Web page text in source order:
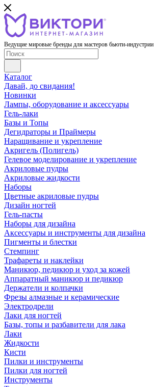
Ведущие мировые бренды для мастеров бьюти-индустрии
Каталог
Давай, до свидания!
Новинки
Лампы, оборудование и аксессуары
Гель-лаки
Базы и Топы
Дегидраторы и Праймеры
Наращивание и укрепление
Акригель (Полигель)
Гелевое моделирование и укрепление
Акриловые пудры
Акриловые жидкости
Наборы
Цветные акриловые пудры
Дизайн ногтей
Гель-пасты
Наборы для дизайна
Аксессуары и инструменты для дизайна
Пигменты и блестки
Стемпинг
Трафареты и наклейки
Маникюр, педикюр и уход за кожей
Аппаратный маникюр и педикюр
Держатели и колпачки
Фрезы алмазные и керамические
Электродрели
Лаки для ногтей
Базы, топы и разбавители для лака
Лаки
Жидкости
Кисти
Пилки и инструменты
Пилки для ногтей
Инструменты